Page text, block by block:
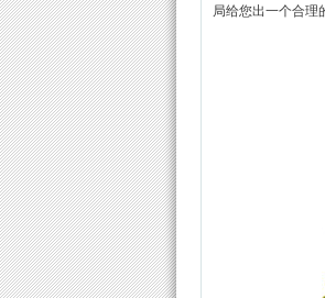
局给您出一个合理